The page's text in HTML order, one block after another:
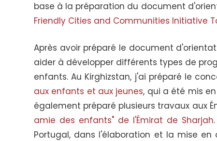
base à la préparation du document
Friendly Cities and Communities Initiative
Après avoir préparé le document
aider à développer différents types de
enfants. Au Kirghizstan, j'ai préparé le
aux enfants et aux jeunes, qui a été mis
également préparé plusieurs travaux aux
amie des enfants" de l'Émirat de Sharjah
Portugal, dans l'élaboration et la mise